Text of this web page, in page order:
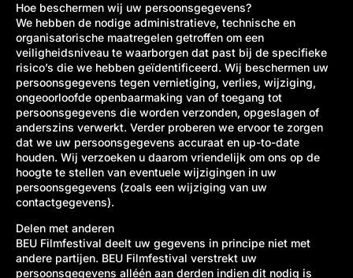
Hoe beschermen wij uw persoonsgegevens?
We hebben de nodige administratieve, technische en
organisatorische maatregelen getroffen om een
veiligheidsniveau te waarborgen dat past bij de specifieke
risico’s die we hebben geïdentificeerd. Wij beschermen uw
persoonsgegevens tegen vernietiging, verlies, wijziging,
ongeoorloofde openbaarmaking van of toegang tot
persoonsgegevens die worden verzonden, opgeslagen of
anderszins verwerkt. Verder proberen we ervoor te zorgen
dat we uw persoonsgegevens accuraat en up-to-date
houden. Wij verzoeken u daarom vriendelijk om ons op de
hoogte te stellen van eventuele wijzigingen in uw
persoonsgegevens (zoals een wijziging van uw
contactgegevens).
Delen met anderen
BEU Filmfestival deelt uw gegevens in principe niet met
andere partijen. BEU Filmfestival verstrekt uw
persoonsgegevens alléén aan derden indien dit nodig is